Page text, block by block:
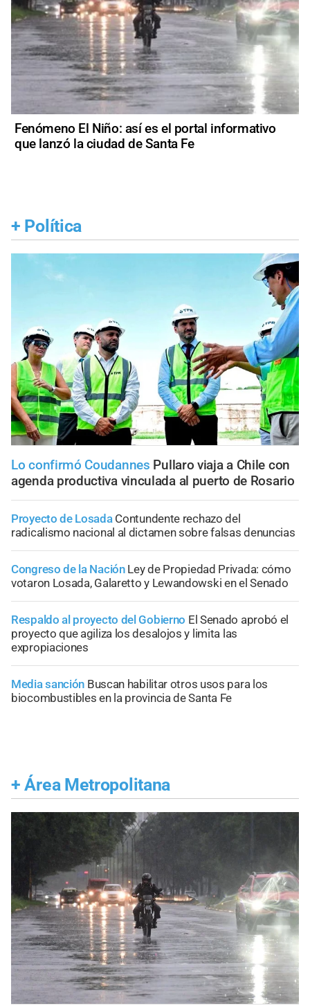
Fenómeno El Niño: así es el portal informativo
que lanzó la ciudad de Santa Fe
+ Política
Lo confirmó Coudannes Pullaro viaja a Chile con
agenda productiva vinculada al puerto de Rosario
Proyecto de Losada Contundente rechazo del
radicalismo nacional al dictamen sobre falsas denuncias
Congreso de la Nación Ley de Propiedad Privada: cómo
votaron Losada, Galaretto y Lewandowski en el Senado
Respaldo al proyecto del Gobierno El Senado aprobó el
proyecto que agiliza los desalojos y limita las
expropiaciones
Media sanción Buscan habilitar otros usos para los
biocombustibles en la provincia de Santa Fe
+ Área Metropolitana